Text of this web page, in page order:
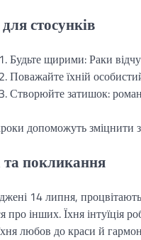
стосунків
Будьте щирими: Раки
Поважайте їхній
Створюйте затишок:
допоможуть зміцнити
та покликання
14 липня,
про інших. Їхня інтуїція
любов до краси й